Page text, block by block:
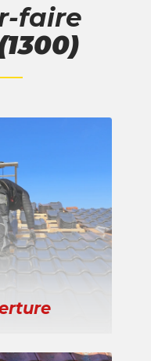
faire